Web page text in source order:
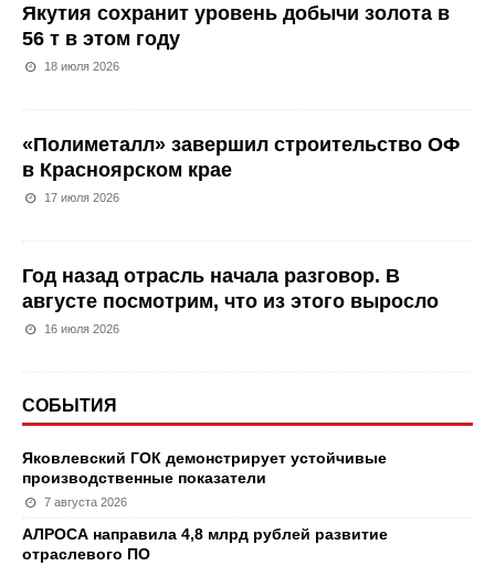
Якутия сохранит уровень добычи золота в
56 т в этом году
18 июля 2026
«Полиметалл» завершил строительство ОФ
в Красноярском крае
17 июля 2026
Год назад отрасль начала разговор. В
августе посмотрим, что из этого выросло
16 июля 2026
СОБЫТИЯ
Яковлевский ГОК демонстрирует устойчивые
производственные показатели
7 августа 2026
АЛРОСА направила 4,8 млрд рублей развитие
отраслевого ПО